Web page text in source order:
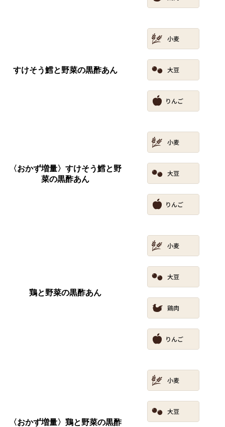
すけそう鱈と野菜の黒酢あん
〈おかず増量〉すけそう鱈と野
菜の黒酢あん
鶏と野菜の黒酢あん
〈おかず増量〉鶏と野菜の黒酢